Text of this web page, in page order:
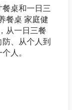
桌和一日三
餐桌 家庭健
从一日三餐
、从个人到
人。